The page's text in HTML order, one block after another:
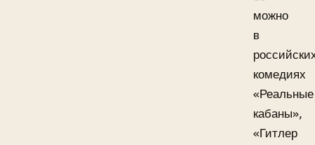
можно
в
комедиях
«Реальные
кабаны»,
«Гитлер